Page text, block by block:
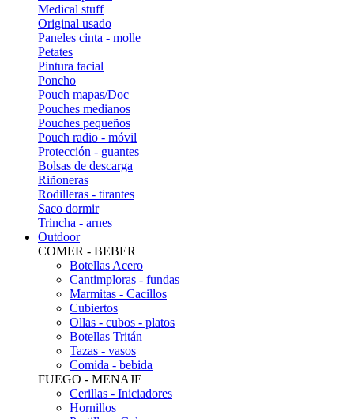
Medical stuff
Original usado
Paneles cinta - molle
Petates
Pintura facial
Poncho
Pouch mapas/Doc
Pouches medianos
Pouches pequeños
Pouch radio - móvil
Protección - guantes
Bolsas de descarga
Riñoneras
Rodilleras - tirantes
Saco dormir
Trincha - arnes
Outdoor
COMER - BEBER
Botellas Acero
Cantimploras - fundas
Marmitas - Cacillos
Cubiertos
Ollas - cubos - platos
Botellas Tritán
Tazas - vasos
Comida - bebida
FUEGO - MENAJE
Cerillas - Iniciadores
Hornillos